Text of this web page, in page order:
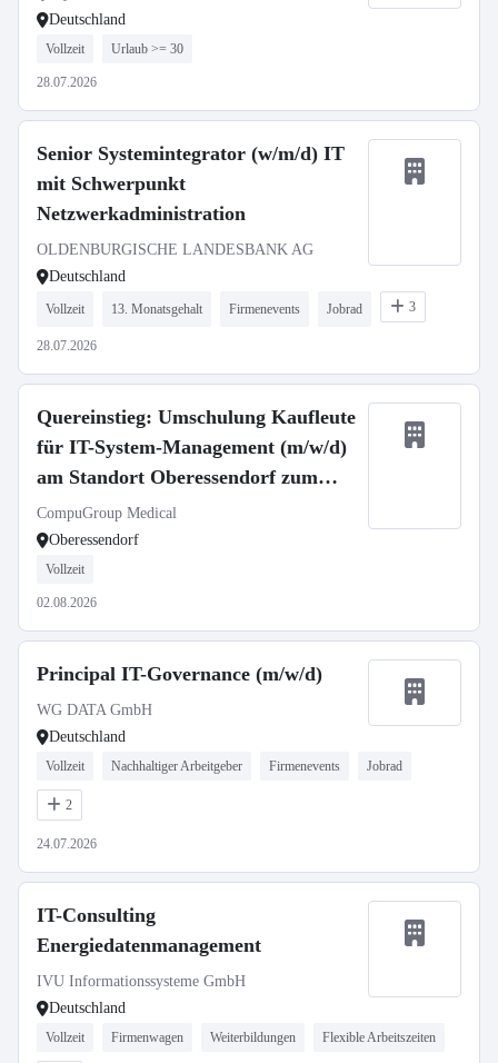
Deutschland
Vollzeit Urlaub >= 30
28.07.2026
Senior Systemintegrator (w/m/d) IT
mit Schwerpunkt
Netzwerkadministration
OLDENBURGISCHE LANDESBANK AG
Deutschland
Vollzeit 13. Monatsgehalt Firmenevents Jobrad 3
28.07.2026
Quereinstieg: Umschulung Kaufleute
für IT-System-Management (m/w/d)
am Standort Oberessendorf zum
01.09.2026
CompuGroup Medical
Oberessendorf
Vollzeit
02.08.2026
Principal IT-Governance (m/w/d)
WG DATA GmbH
Deutschland
Vollzeit Nachhaltiger Arbeitgeber Firmenevents Jobrad
2
24.07.2026
IT-Consulting
Energiedatenmanagement
IVU Informationssysteme GmbH
Deutschland
Vollzeit Firmenwagen Weiterbildungen Flexible Arbeitszeiten